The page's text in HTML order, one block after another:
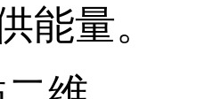
能量。